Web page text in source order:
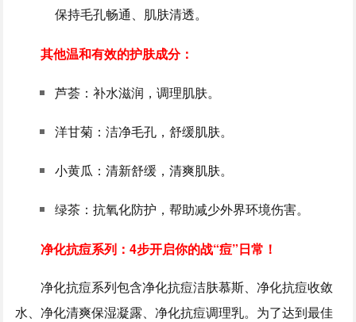
保持毛孔畅通、肌肤清透。
其他温和有效的护肤成分：
芦荟：补水滋润，调理肌肤。
洋甘菊：洁净毛孔，舒缓肌肤。
小黄瓜：清新舒缓，清爽肌肤。
绿茶：抗氧化防护，帮助减少外界环境伤害。
净化抗痘系列：4步开启你的战“痘”日常！
净化抗痘系列包含净化抗痘洁肤慕斯、净化抗痘收敛
水、净化清爽保湿凝露、净化抗痘调理乳。为了达到最佳